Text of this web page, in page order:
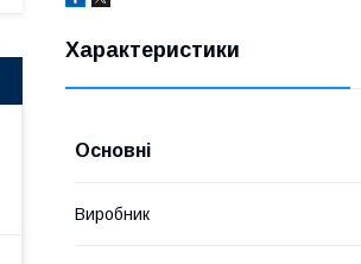
Характеристики
Основні
Виробник